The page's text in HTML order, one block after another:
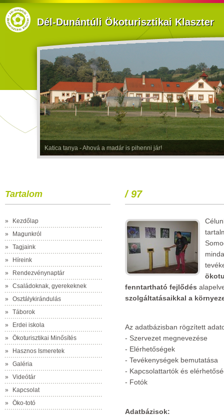
Dél-Dunántúli Ökoturisztikai Klaszter
Katica tanya - Ahová a madár is pihenni jár!
Tartalom
»
Kezdőlap
»
Magunkról
»
Tagjaink
»
Híreink
»
Rendezvénynaptár
»
Családoknak, gyerekeknek
»
Osztálykirándulás
»
Táborok
»
Erdei iskola
»
Ökoturisztikai Minősítés
»
Hasznos Ismeretek
»
Galéria
»
Videótár
»
Kapcsolat
»
Öko-totó
/ 97
fenntartható fejlődés
szolgáltatásaikkal a
Az adatbázisban rögzített
- Szervezet megnevezése
- Elérhetőségek
- Tevékenységek bemutatása
- Kapcsolattartók és
- Fotók
Adatbázisok: